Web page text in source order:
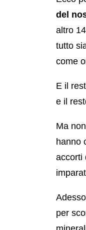
del
altro
tutto
come
E il
e il
Ma
hanno
accorti
per